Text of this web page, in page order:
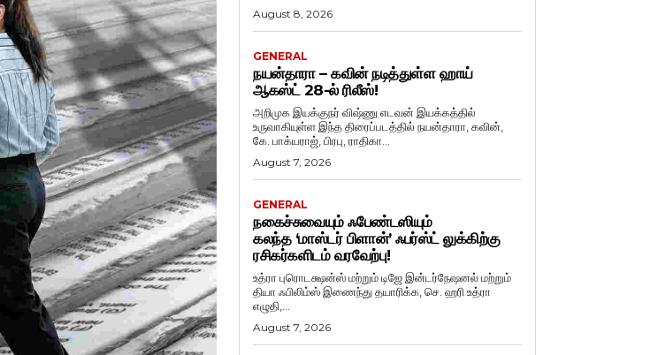
August 8, 2026
GENERAL
நயன்தாரா – கவின் நடித்துள்ள ஹாய்
ஆகஸ்ட் 28-ல் ரிலீஸ்!
அறிமுக இயக்குநர் விஷ்ணு எடவன் இயக்கத்தில்
உருவாகியுள்ள இந்த திரைப்படத்தில் நயன்தாரா, கவின்,
கே. பாக்யராஜ், பிரபு, ராதிகா...
August 7, 2026
GENERAL
நகைச்சுவையும் ஃபேண்டஸியும்
கலந்த ‘மாஸ்டர் பிளான்’ ஃபர்ஸ்ட் லுக்கிற்கு
ரசிகர்களிடம் வரவேற்பு!
உத்ரா புரொடக்ஷன்ஸ் மற்றும் டிஜே இன்டர்நேஷனல் மற்றும்
தியா ஃபிலிம்ஸ் இணைந்து தயாரிக்க, செ. ஹரி உத்ரா
எழுதி,...
August 7, 2026